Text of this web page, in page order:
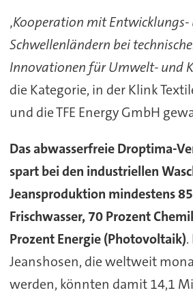
‚Kooperation mit Entwicklungs-
Schwellenländern bei
Innovationen für Umwelt- und
die Kategorie, in der Klink
und die TFE Energy GmbH
Das abwasserfreie Droptima-
spart bei den industriellen
Jeansproduktion mindestens
Frischwasser, 70 Prozent
Prozent Energie (Photovoltaik)
Jeanshosen, die weltweit
werden, könnten damit 14,1